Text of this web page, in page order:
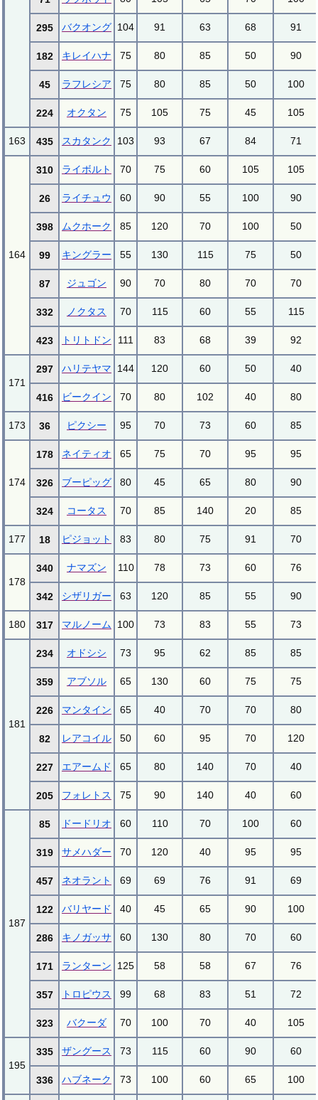
295 バクオング 104 91 63 68 91
182 キレイハナ 75 80 85 50 90
45 ラフレシア 75 80 85 50 100
224 オクタン 75 105 75 45 105
163 435 スカタンク 103 93 67 84 71
164
310 ライボルト 70 75 60 105 105
26 ライチュウ 60 90 55 100 90
398 ムクホーク 85 120 70 100 50
99 キングラー 55 130 115 75 50
87 ジュゴン 90 70 80 70 70
332 ノクタス 70 115 60 55 115
423 トリトドン 111 83 68 39 92
171
297 ハリテヤマ 144 120 60 50 40
416 ビークイン 70 80 102 40 80
173 36 ピクシー 95 70 73 60 85
174
178 ネイティオ 65 75 70 95 95
326 ブーピッグ 80 45 65 80 90
324 コータス 70 85 140 20 85
177 18 ピジョット 83 80 75 91 70
178
340 ナマズン 110 78 73 60 76
342 シザリガー 63 120 85 55 90
180 317 マルノーム 100 73 83 55 73
181
234 オドシシ 73 95 62 85 85
359 アブソル 65 130 60 75 75
226 マンタイン 65 40 70 70 80
82 レアコイル 50 60 95 70 120
227 エアームド 65 80 140 70 40
205 フォレトス 75 90 140 40 60
187
85 ドードリオ 60 110 70 100 60
319 サメハダー 70 120 40 95 95
457 ネオラント 69 69 76 91 69
122 バリヤード 40 45 65 90 100
286 キノガッサ 60 130 80 70 60
171 ランターン 125 58 58 67 76
357 トロピウス 99 68 83 51 72
323 バクーダ 70 100 70 40 105
195
335 ザングース 73 115 60 90 60
336 ハブネーク 73 100 60 65 100